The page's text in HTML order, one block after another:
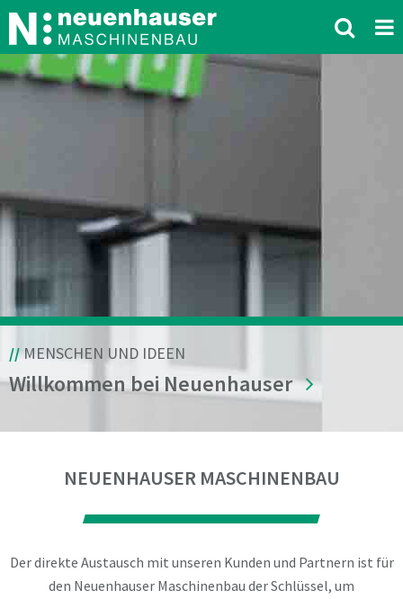
//MENSCHEN UND IDEEN
Willkommen bei Neuenhauser
NEUENHAUSER MASCHINENBAU
Der direkte Austausch mit unseren Kunden und Partnern ist für
den Neuenhauser Maschinenbau der Schlüssel, um